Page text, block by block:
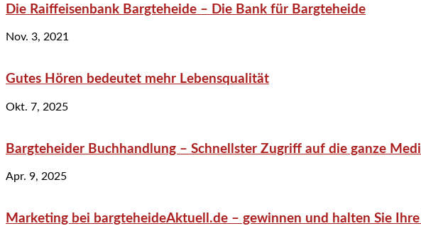
Die Raiffeisenbank Bargteheide – Die Bank für Bargteheide
Nov. 3, 2021
Gutes Hören bedeutet mehr Lebensqualität
Okt. 7, 2025
Bargteheider Buchhandlung – Schnellster Zugriff auf die ganze
Apr. 9, 2025
Marketing bei bargteheideAktuell.de – gewinnen und halten Sie